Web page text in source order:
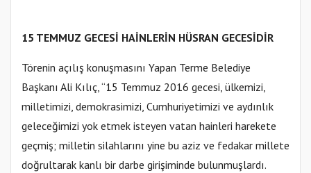
15 TEMMUZ GECESİ HAİNLERİN HÜSRAN GECESİDİR
Törenin açılış konuşmasını Yapan Terme Belediye
Başkanı Ali Kılıç, “15 Temmuz 2016 gecesi, ülkemizi,
milletimizi, demokrasimizi, Cumhuriyetimizi ve aydınlık
geleceğimizi yok etmek isteyen vatan hainleri harekete
geçmiş; milletin silahlarını yine bu aziz ve fedakar millete
doğrultarak kanlı bir darbe girişiminde bulunmuşlardı.